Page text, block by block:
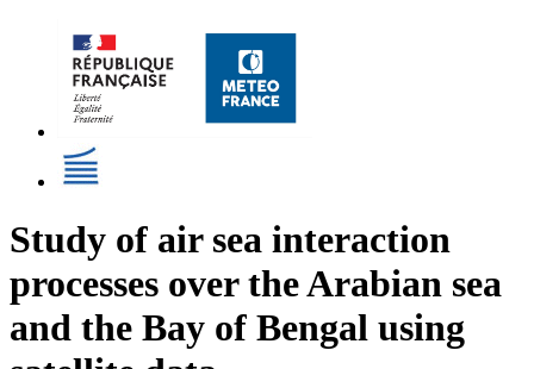
Study of air sea interaction
processes over the Arabian sea
and the Bay of Bengal using